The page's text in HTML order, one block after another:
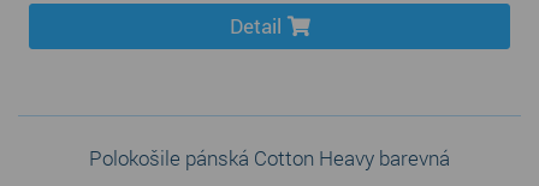
Detail
Polokošile pánská Cotton Heavy barevná